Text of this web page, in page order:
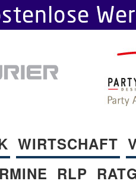
WIRTSCHAFT
RLP